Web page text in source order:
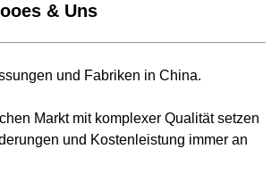
& Uns
und Fabriken in China.
Markt mit komplexer Qualität setzen
und Kostenleistung immer an